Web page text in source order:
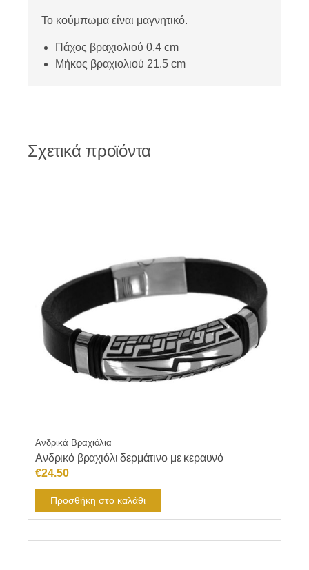
Το κούμπωμα είναι μαγνητικό.
Πάχος βραχιολιού 0.4 cm
Μήκος βραχιολιού 21.5 cm
Σχετικά προϊόντα
Ανδρικά Βραχιόλια
Ανδρικό βραχιόλι δερμάτινο με κεραυνό
€24.50
Προσθήκη στο καλάθι